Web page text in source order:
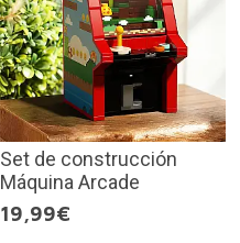
Set de construcción
Máquina Arcade
19,99€